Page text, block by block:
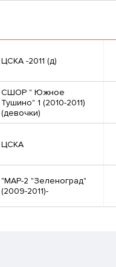
ЦСКА -2011 (д)
СШОР " Южное
Тушино" 1 (2010-2011)
(девочки)
ЦСКА
"МАР-2 "Зеленоград"
(2009-2011)-